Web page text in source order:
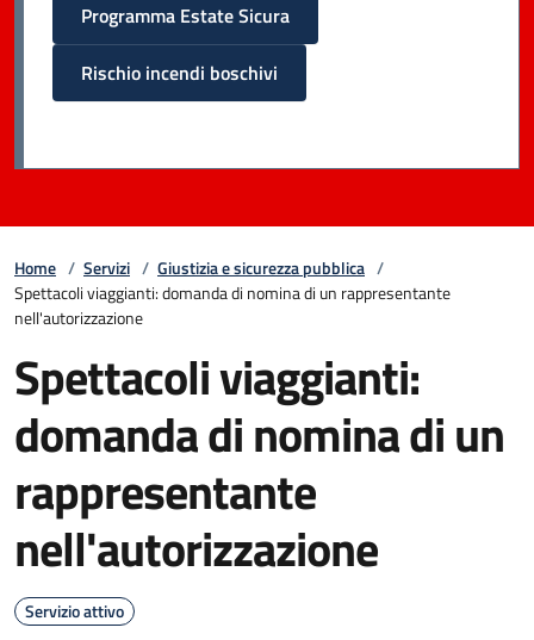
Programma Estate Sicura
Rischio incendi boschivi
Home / Servizi / Giustizia e sicurezza pubblica /
Spettacoli viaggianti: domanda di nomina di un rappresentante
nell'autorizzazione
Spettacoli viaggianti:
domanda di nomina di un
rappresentante
nell'autorizzazione
Servizio attivo